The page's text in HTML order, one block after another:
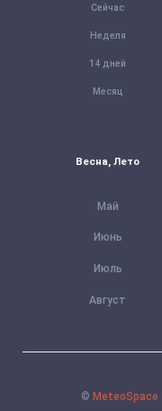
Сейчас
Неделя
14 дней
Месяц
Весна, Лето
Май
Июнь
Июль
Август
© MeteoSpace